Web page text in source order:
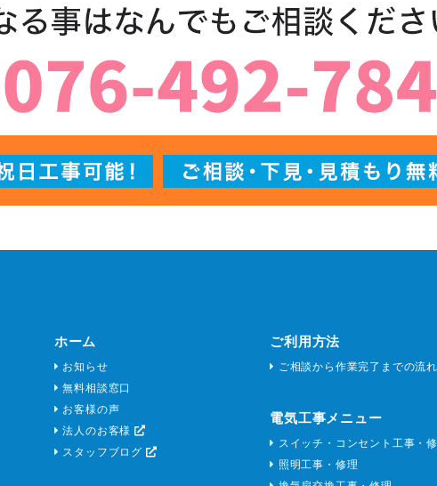
ホーム
お知らせ
無料相談窓口
お客様の声
法人のお客様
スタッフブログ
ご利用方法
ご相談から作業完了までの流れ
電気工事メニュー
スイッチ・コンセント工事・
照明工事・修理